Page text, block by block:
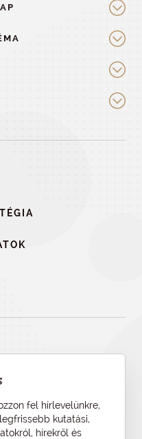
fel hírlevelünkre,
kutatási,
hírekről és